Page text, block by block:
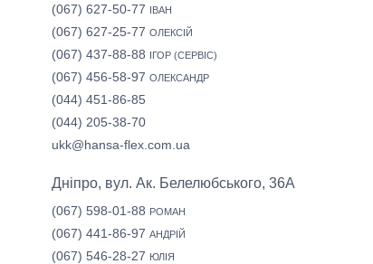
(067) 627-50-77 ІВАН
(067) 627-25-77 ОЛЕКСІЙ
(067) 437-88-88 ІГОР (СЕРВІС)
(067) 456-58-97 ОЛЕКСАНДР
(044) 451-86-85
(044) 205-38-70
ukk@hansa-flex.com.ua
Дніпро, вул. Ак. Белелюбського, 36А
(067) 598-01-88 РОМАН
(067) 441-86-97 АНДРІЙ
(067) 546-28-27 ЮЛІЯ